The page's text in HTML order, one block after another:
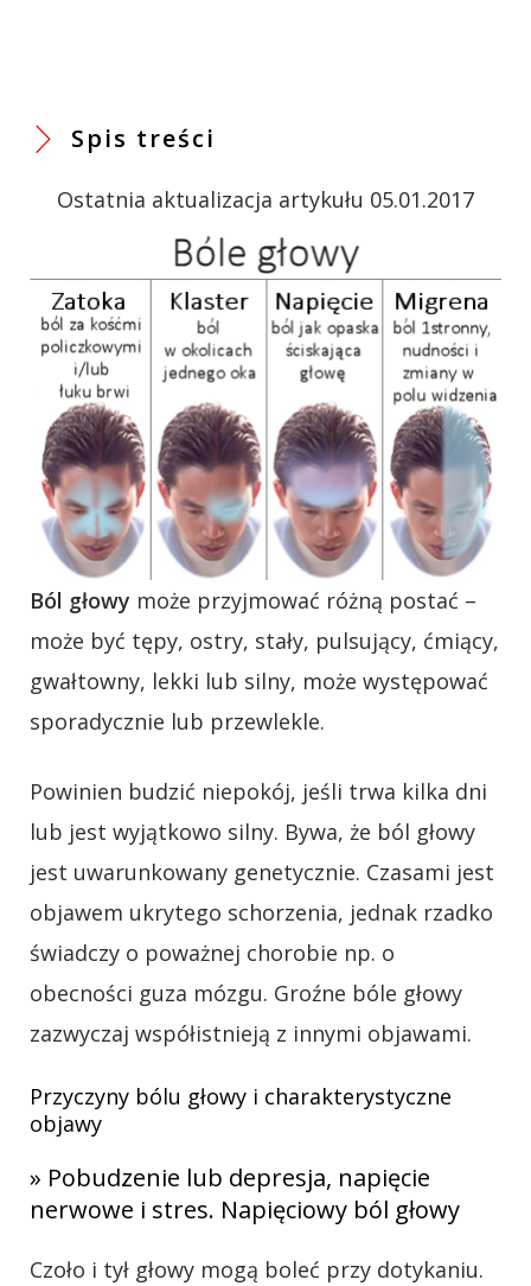
Spis treści
Ostatnia aktualizacja artykułu 05.01.2017
Ból głowy może przyjmować różną postać –
może być tępy, ostry, stały, pulsujący, ćmiący,
gwałtowny, lekki lub silny, może występować
sporadycznie lub przewlekle.
Powinien budzić niepokój, jeśli trwa kilka dni
lub jest wyjątkowo silny. Bywa, że ból głowy
jest uwarunkowany genetycznie. Czasami jest
objawem ukrytego schorzenia, jednak rzadko
świadczy o poważnej chorobie np. o
obecności guza mózgu. Groźne bóle głowy
zazwyczaj współistnieją z innymi objawami.
Przyczyny bólu głowy i charakterystyczne
objawy
» Pobudzenie lub depresja, napięcie
nerwowe i stres. Napięciowy ból głowy
Czoło i tył głowy mogą boleć przy dotykaniu.